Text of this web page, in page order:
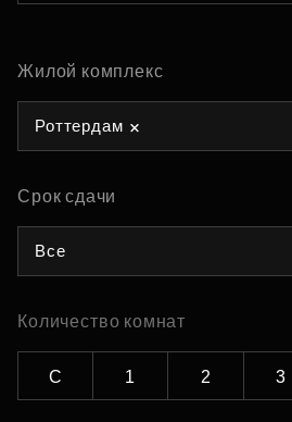
Жилой комплекс
Роттердам
Срок сдачи
Все
Количество комнат
С 1 2 3